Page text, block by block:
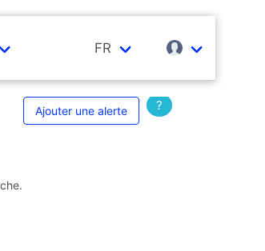
FR
Ajouter une alerte ?